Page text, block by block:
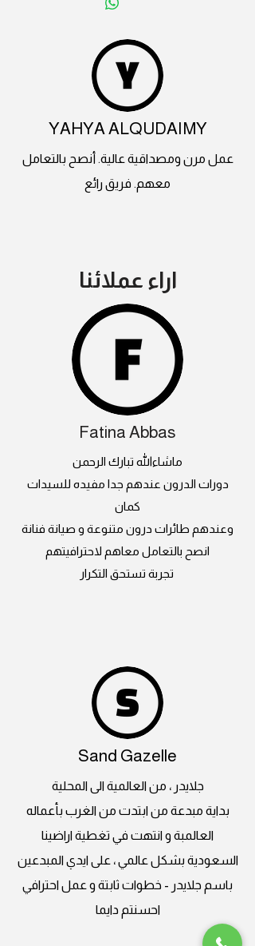
YAHYA ALQUDAIMY
عمل مرن ومصداقية عالية. أنصح بالتعامل
معهم. فريق رائع
اراء عملائنا
Fatina Abbas
ماشاءالله تبارك الرحمن
دورات الدرون عندهم جدا مفيده للسيدات
كمان
وعندهم طائرات درون متنوعة و صيانة فنانة
انصح بالتعامل معاهم لاحترافيتهم
Sand Gazelle
جلايدر ، من العالمية الى المحلية
بداية مبدعة من ابتدت من الغرب بأعماله
العالمبة و انتهت في تغطية اراضينا
السعودية بشكل عالمي ، على ايدي المبدعين
باسم جلايدر - خطوات ثابتة و عمل احترافي
احسنتم دايما